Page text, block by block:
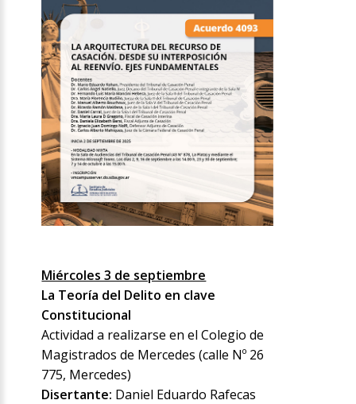
Miércoles 3 de septiembre
La Teoría del Delito en clave
Constitucional
Actividad a realizarse en el Colegio de
Magistrados de Mercedes (calle Nº 26
775, Mercedes)
Disertante: Daniel Eduardo Rafecas